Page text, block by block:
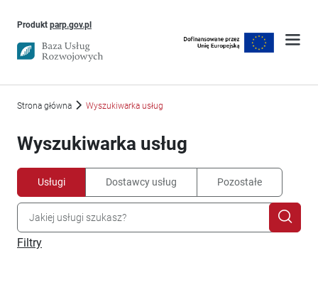
Produkt parp.gov.plUwaga, link otworzy się w nowym oknie
Strona główna Wyszukiwarka usług
Wyszukiwarka usług
Usługi Dostawcy usług Pozostałe
Filtry